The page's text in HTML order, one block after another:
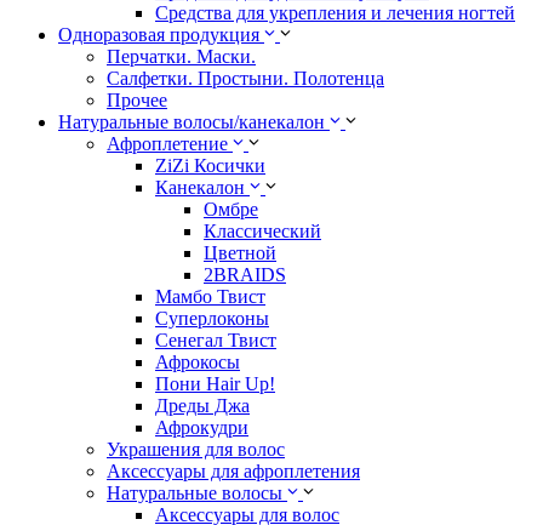
Средства для укрепления и лечения ногтей
Одноразовая продукция
Перчатки. Маски.
Салфетки. Простыни. Полотенца
Прочее
Натуральные волосы/канекалон
Афроплетение
ZiZi Косички
Канекалон
Омбре
Классический
Цветной
2BRAIDS
Мамбо Твист
Суперлоконы
Сенегал Твист
Афрокосы
Пони Hair Up!
Дреды Джа
Афрокудри
Украшения для волос
Аксессуары для афроплетения
Натуральные волосы
Аксессуары для волос